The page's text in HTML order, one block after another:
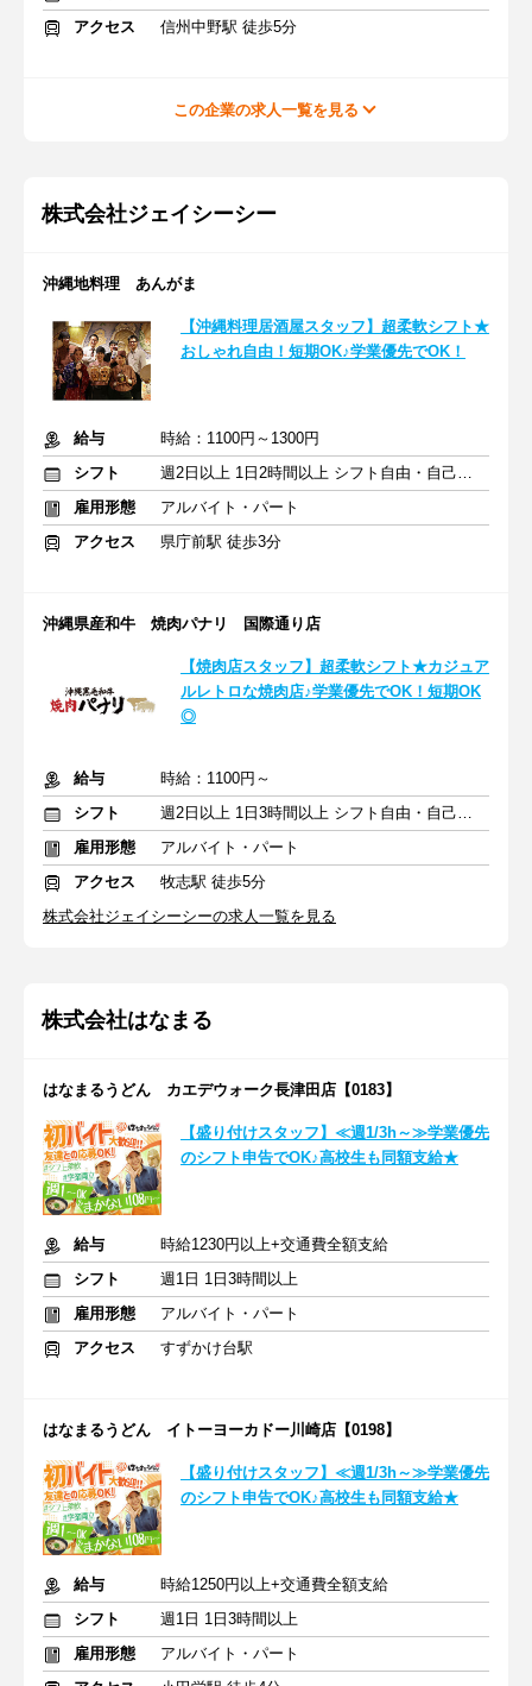
アクセス
信州中野駅 徒歩5分
この企業の求人一覧を見る
株式会社ジェイシーシー
沖縄地料理 あんがま
【沖縄料理居酒屋スタッフ】超柔軟シフト★
おしゃれ自由！短期OK♪学業優先でOK！
給与
時給：1100円～1300円
シフト
週2日以上 1日2時間以上 シフト自由・自己申告
雇用形態
アルバイト・パート
アクセス
県庁前駅 徒歩3分
沖縄県産和牛 焼肉パナリ 国際通り店
【焼肉店スタッフ】超柔軟シフト★カジュア
ルレトロな焼肉店♪学業優先でOK！短期OK
◎
給与
時給：1100円～
シフト
週2日以上 1日3時間以上 シフト自由・自己申告
雇用形態
アルバイト・パート
アクセス
牧志駅 徒歩5分
株式会社ジェイシーシーの求人一覧を見る
株式会社はなまる
はなまるうどん カエデウォーク長津田店【0183】
【盛り付けスタッフ】≪週1/3h～≫学業優先
のシフト申告でOK♪高校生も同額支給★
給与
時給1230円以上+交通費全額支給
シフト
週1日 1日3時間以上
雇用形態
アルバイト・パート
アクセス
すずかけ台駅
はなまるうどん イトーヨーカドー川崎店【0198】
【盛り付けスタッフ】≪週1/3h～≫学業優先
のシフト申告でOK♪高校生も同額支給★
給与
時給1250円以上+交通費全額支給
シフト
週1日 1日3時間以上
雇用形態
アルバイト・パート